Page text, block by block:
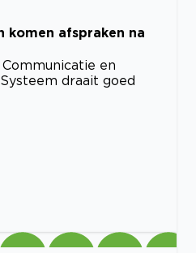
komen afspraken na
en
draait goed